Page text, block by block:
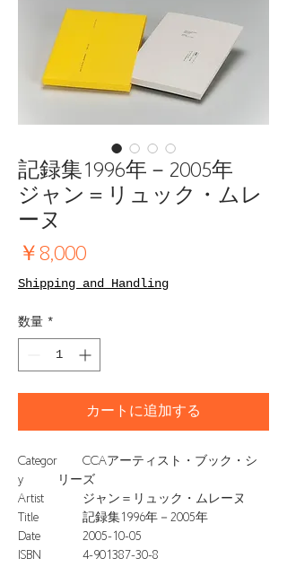
記録集1996年－2005年
ジャン＝リュック・ムレ
ーヌ
￥8,000価
格
Shipping and Handling
数量 *
カートに追加する
Categor
y
CCAアーティスト・ブック・シ
リーズ
Artist
ジャン＝リュック・ムレーヌ
Title
記録集1996年－2005年
Date
2005-10-05
ISBN
4-901387-30-8